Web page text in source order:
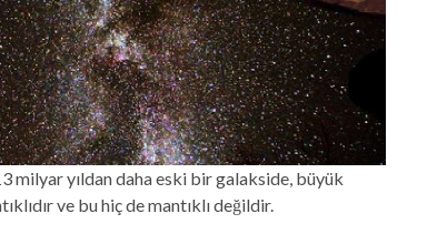
milyar yıldan daha eski bir galakside, büyük
ve bu hiç de mantıklı değildir.